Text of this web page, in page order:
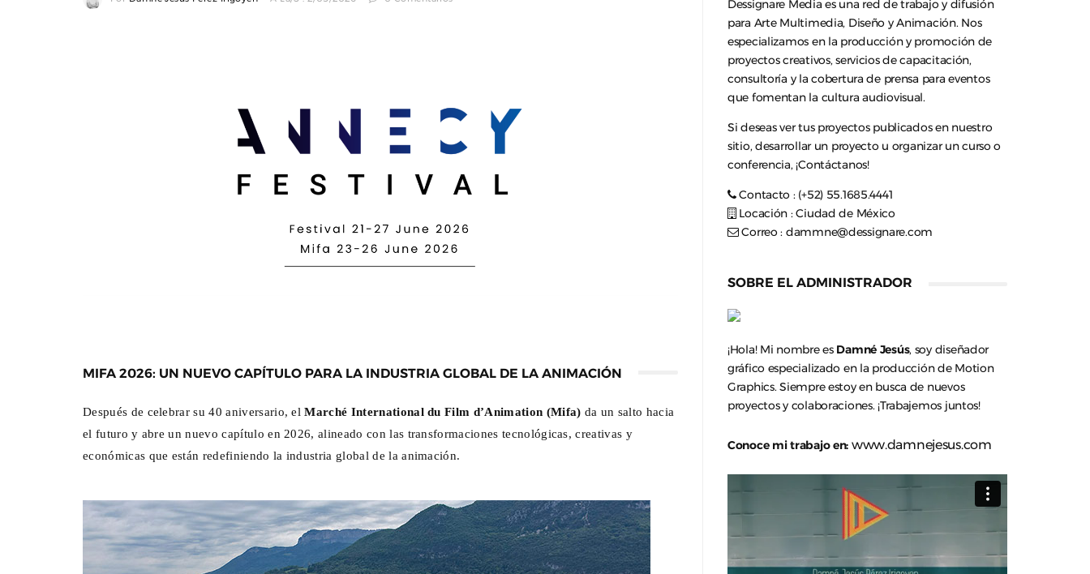
MIFA 2026: UN NUEVO CAPÍTULO PARA LA INDUSTRIA GLOBAL DE LA ANIMACIÓN
Después de celebrar su 40 aniversario, elMarché International du Film d’Animation (Mifa) da un salto hacia
el futuro y abre un nuevo capítulo en 2026, alineado con las transformaciones tecnológicas, creativas y
económicas que están redefiniendo la industria global de la animación.
Dessignare Media es una red de trabajo y difusión
para Arte Multimedia, Diseño y Animación. Nos
especializamos en la producción y promoción de
proyectos creativos, servicios de capacitación,
consultoría y la cobertura de prensa para eventos
que fomentan la cultura audiovisual.
Si deseas ver tus proyectos publicados en nuestro
sitio, desarrollar un proyecto u organizar un curso o
conferencia, ¡Contáctanos!
Contacto : (+52) 55.1685.4441
Locación : Ciudad de México
Correo : dammne@dessignare.com
SOBRE EL ADMINISTRADOR
¡Hola! Mi nombre es Damné Jesús, soy diseñador
gráfico especializado en la producción de Motion
Graphics. Siempre estoy en busca de nuevos
proyectos y colaboraciones. ¡Trabajemos juntos!
Conoce mi trabajo en: www.damnejesus.com